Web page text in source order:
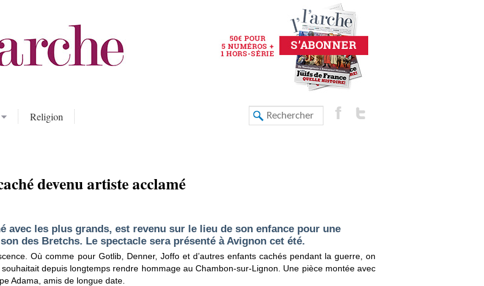
Religion
devenu artiste acclamé
avec les plus grands, est revenu sur le lieu de son enfance pour une
des Bretchs. Le spectacle sera présenté à Avignon cet été.
Où comme pour Gotlib, Denner, Joffo et d’autres enfants cachés pendant la guerre, on
depuis longtemps rendre hommage au Chambon-sur-Lignon. Une pièce montée avec
Adama, amis de longue date.